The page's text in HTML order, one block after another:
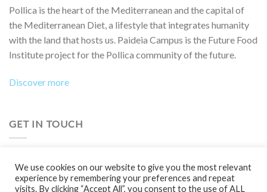
Pollica is the heart of the Mediterranean and the capital of
the Mediterranean Diet, a lifestyle that integrates humanity
with the land that hosts us. Paideia Campus is the Future Food
Institute project for the Pollica community of the future.
Discover more
GET IN TOUCH
participate in a Boot Camp or simply learn more?
We use cookies on our website to give you the most relevant
experience by remembering your preferences and repeat
visits. By clicking “Accept All”, you consent to the use of ALL